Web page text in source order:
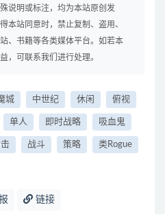
说明或标注，均为本站原创发
本站同意时，禁止复制、盗用、
、书籍等各类媒体平台。如若本
，可联系我们进行处理。
城 中世纪 休闲 俯视
单人 即时战略 吸血鬼
战斗 策略 类Rogue
链接